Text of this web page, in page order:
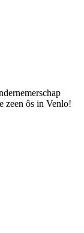
zeen ôs in Venlo!